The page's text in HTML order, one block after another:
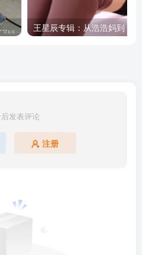
VR视频站，无需注册速度快，Oculus Quest VR 必备站
发表评论
注册